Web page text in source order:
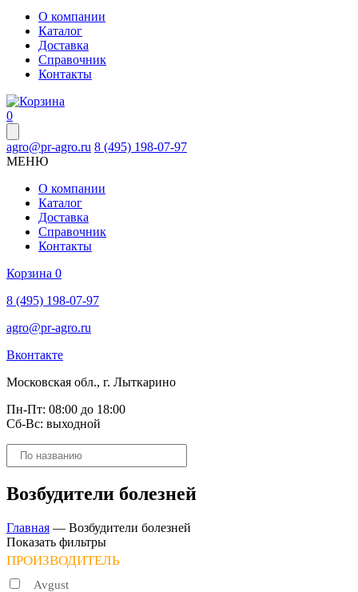
О компании
Каталог
Доставка
Справочник
Контакты
0
agro@pr-agro.ru 8 (495) 198-07-97
МЕНЮ
О компании
Каталог
Доставка
Справочник
Контакты
Корзина 0
8 (495) 198-07-97
agro@pr-agro.ru
Вконтакте
Московская обл., г. Лыткарино
Пн-Пт: 08:00 до 18:00
Сб-Вс: выходной
Поиск
товаров
Возбудители болезней
Главная — Возбудители болезней
Показать фильтры
ПРОИЗВОДИТЕЛЬ
Avgust